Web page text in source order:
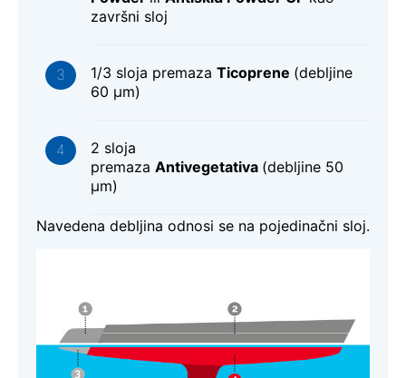
završni sloj
1/3 sloja premaza Ticoprene (debljine
60 μm)
2 sloja
premaza Antivegetativa (debljine 50
μm)
Navedena debljina odnosi se na pojedinačni sloj.